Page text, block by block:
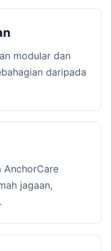
modular dan
daripada
AnchorCare
jagaan,